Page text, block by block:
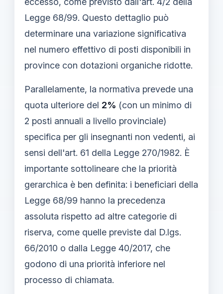
Legge 68/99. Questo dettaglio può
determinare una variazione significativa
nel numero effettivo di posti disponibili in
province con dotazioni organiche ridotte.
Parallelamente, la normativa prevede una
quota ulteriore del 2% (con un minimo di
2 posti annuali a livello provinciale)
specifica per gli insegnanti non vedenti, ai
sensi dell'art. 61 della Legge 270/1982. È
importante sottolineare che la priorità
gerarchica è ben definita: i beneficiari della
Legge 68/99 hanno la precedenza
assoluta rispetto ad altre categorie di
riserva, come quelle previste dal D.lgs.
66/2010 o dalla Legge 40/2017, che
godono di una priorità inferiore nel
processo di chiamata.